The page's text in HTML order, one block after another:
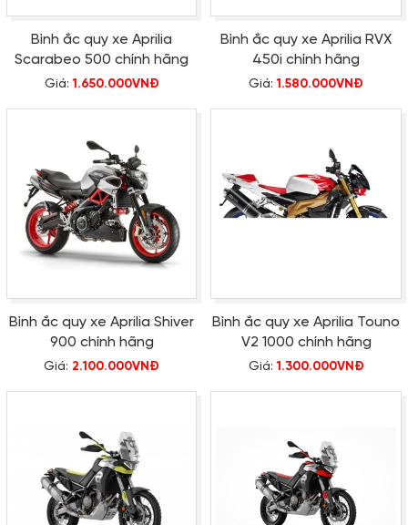
Bình ắc quy xe Aprilia
Scarabeo 500 chính hãng
Giá:1.650.000VNĐ
Bình ắc quy xe Aprilia RVX
450i chính hãng
Giá:1.580.000VNĐ
Bình ắc quy xe Aprilia Shiver
900 chính hãng
Giá: 2.100.000VNĐ
Bình ắc quy xe Aprilia Touno
V2 1000 chính hãng
Giá:1.300.000VNĐ